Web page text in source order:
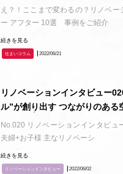
え？！ここまで変わるの？リノベー
ー アフター 10選 事例をご紹介
続きを見る
住まいコラム ┃2022/06/21
リノベーションインタビュー
ル”が創り出す つながりのある
No.020 リノベーションインタビュ
夫婦+お子様 主なリノベーシ
続きを見る
リノベーションインタビュー ┃2022/06/02